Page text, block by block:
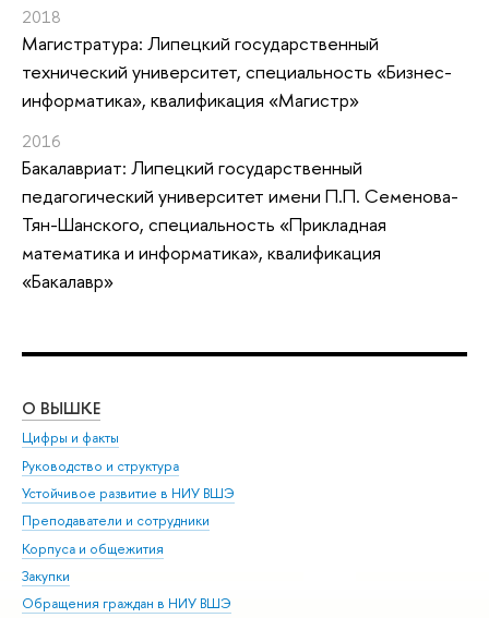
2018
Магистратура: Липецкий государственный
технический университет, специальность «Бизнес-
информатика», квалификация «Магистр»
2016
Бакалавриат: Липецкий государственный
педагогический университет имени П.П. Семенова-
Тян-Шанского, специальность «Прикладная
математика и информатика», квалификация
«Бакалавр»
О ВЫШКЕ
Цифры и факты
Руководство и структура
Устойчивое развитие в НИУ ВШЭ
Преподаватели и сотрудники
Корпуса и общежития
Закупки
Обращения граждан в НИУ ВШЭ